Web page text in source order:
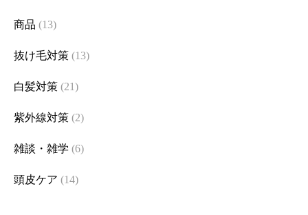
商品 (13)
抜け毛対策 (13)
白髪対策 (21)
紫外線対策 (2)
雑談・雑学 (6)
頭皮ケア (14)